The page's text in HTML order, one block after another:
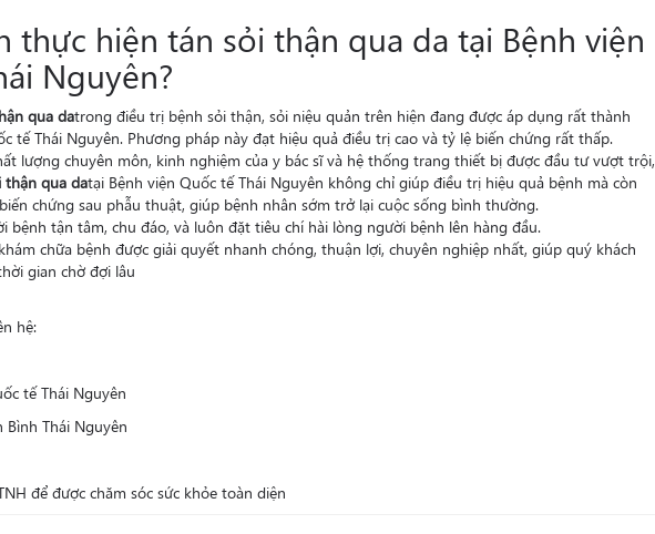
thực hiện tán sỏi thận qua da tại Bệnh viện
Nguyên?
qua datrong điều trị bệnh sỏi thận, sỏi niệu quản trên hiện đang được áp dụng rất thành
tế Thái Nguyên. Phương pháp này đạt hiệu quả điều trị cao và tỷ lệ biến chứng rất thấp.
lượng chuyên môn, kinh nghiệm của y bác sĩ và hệ thống trang thiết bị được đầu tư vượt trội,
thận qua datại Bệnh viện Quốc tế Thái Nguyên không chỉ giúp điều trị hiệu quả bệnh mà còn
chứng sau phẫu thuật, giúp bệnh nhân sớm trở lại cuộc sống bình thường.
bệnh tận tâm, chu đáo, và luôn đặt tiêu chí hài lòng người bệnh lên hàng đầu.
chữa bệnh được giải quyết nhanh chóng, thuận lợi, chuyên nghiệp nhất, giúp quý khách
gian chờ đợi lâu
hệ:
tế Thái Nguyên
Bình Thái Nguyên
để được chăm sóc sức khỏe toàn diện